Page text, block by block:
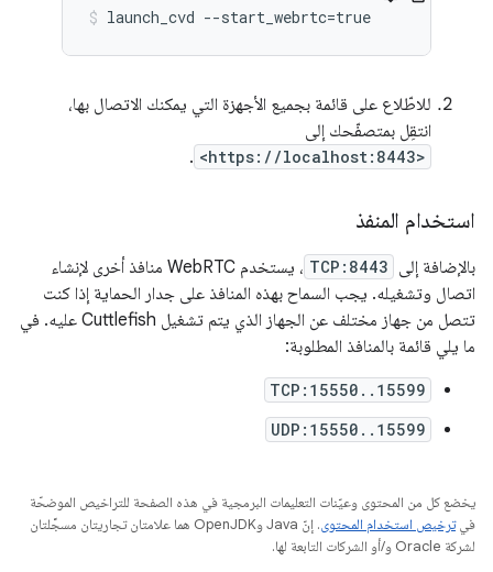
للاطّلاع على قائمة بجميع الأجهزة التي يمكنك الاتصال بها،
انتقِل بمتصفّحك إلى
<https://localhost:8443>
.
استخدام المنفذ
بالإضافة إلى TCP:8443
، يستخدم WebRTC منافذ أخرى لإنشاء
اتصال وتشغيله. يجب السماح بهذه المنافذ على جدار الحماية إذا كنت
تتصل من جهاز مختلف عن الجهاز الذي يتم تشغيل Cuttlefish عليه. في
ما يلي قائمة بالمنافذ المطلوبة:
TCP:15550..15599
UDP:15550..15599
يخضع كل من المحتوى وعيّنات التعليمات البرمجية في هذه الصفحة للتراخيص الموضحّة
فيترخيص استخدام المحتوى
. إنّ Java وOpenJDK هما علامتان تجاريتان مسجَّلتان
لشركة Oracle و/أو الشركات التابعة لها.